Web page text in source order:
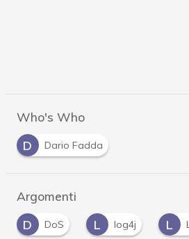
Who's Who
D
Dario Fadda
Argomenti
L
log4j L Log4Shell